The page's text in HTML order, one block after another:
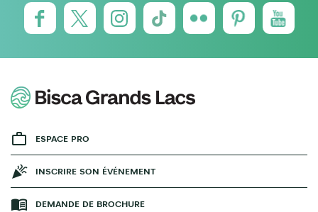
ESPACE PRO
INSCRIRE SON ÉVÉNEMENT
DEMANDE DE BROCHURE